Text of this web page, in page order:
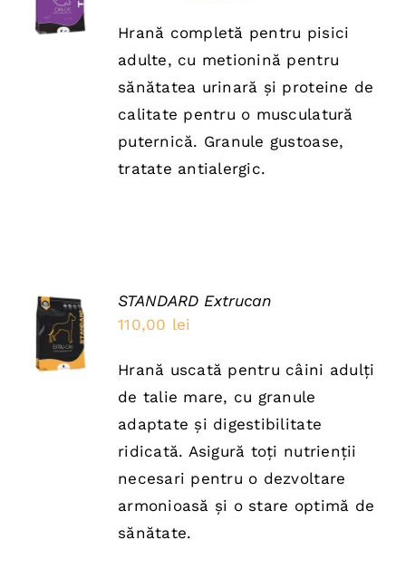
/
DETAILS
a
fost:
150,00 lei.
este:
120,00 lei.
Hrană completă pentru pisici
adulte, cu metionină pentru
sănătatea urinară și proteine de
calitate pentru o musculatură
puternică. Granule gustoase,
tratate antialergic.
ADAUGĂ
ÎN COȘ
/
DETAILS
STANDARD Extrucan
110,00 lei
Hrană uscată pentru câini adulți
de talie mare, cu granule
adaptate și digestibilitate
ridicată. Asigură toți nutrienții
necesari pentru o dezvoltare
armonioasă și o stare optimă de
sănătate.